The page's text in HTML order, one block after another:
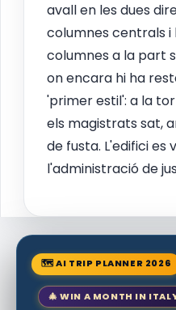
avall en les dues
columnes centrals i
columnes a la part
on encara hi ha
'primer estil': a la
els magistrats sat,
de fusta. L'edifici es
l'administració de
🗺 AI TRIP PLANNER 2026
🎄 WIN A MONTH IN